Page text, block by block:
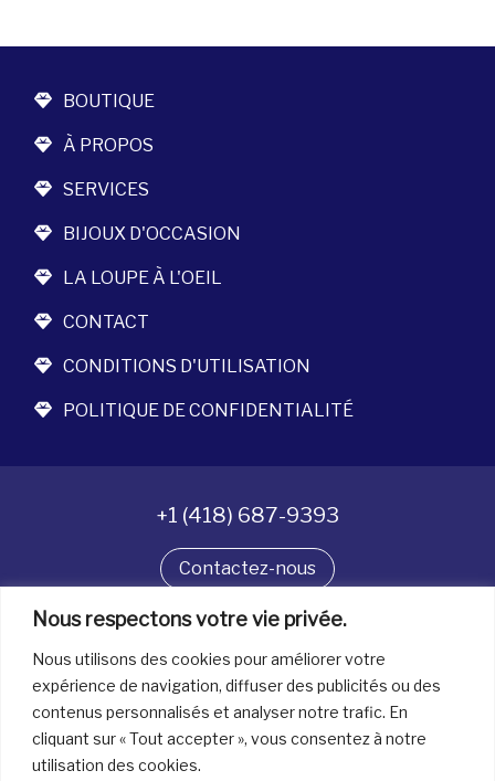
Nous respectons votre vie privée.
Nous utilisons des cookies pour améliorer votre
expérience de navigation, diffuser des publicités ou des
contenus personnalisés et analyser notre trafic. En
cliquant sur « Tout accepter », vous consentez à notre
utilisation des cookies.
BOUTIQUE
À PROPOS
SERVICES
BIJOUX D'OCCASION
LA LOUPE À L'OEIL
CONTACT
CONDITIONS D'UTILISATION
POLITIQUE DE CONFIDENTIALITÉ
+1 (418) 687-9393
Contactez-nous
Suivez-nous
Tous droits réservés. © La boîte à bijoux 2026